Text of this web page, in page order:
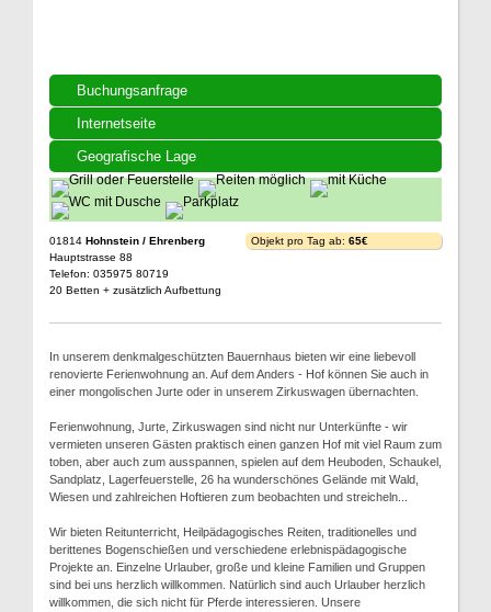
Buchungsanfrage
Internetseite
Geografische Lage
01814 Hohnstein / Ehrenberg
Hauptstrasse 88
Telefon: 035975 80719
20 Betten + zusätzlich Aufbettung
Objekt pro Tag ab: 65€
In unserem denkmalgeschützten Bauernhaus bieten wir eine liebevoll
renovierte Ferienwohnung an. Auf dem Anders - Hof können Sie auch in
einer mongolischen Jurte oder in unserem Zirkuswagen übernachten.
Ferienwohnung, Jurte, Zirkuswagen sind nicht nur Unterkünfte - wir
vermieten unseren Gästen praktisch einen ganzen Hof mit viel Raum zum
toben, aber auch zum ausspannen, spielen auf dem Heuboden, Schaukel,
Sandplatz, Lagerfeuerstelle, 26 ha wunderschönes Gelände mit Wald,
Wiesen und zahlreichen Hoftieren zum beobachten und streicheln...
Wir bieten Reitunterricht, Heilpädagogisches Reiten, traditionelles und
berittenes Bogenschießen und verschiedene erlebnispädagogische
Projekte an. Einzelne Urlauber, große und kleine Familien und Gruppen
sind bei uns herzlich willkommen. Natürlich sind auch Urlauber herzlich
willkommen, die sich nicht für Pferde interessieren. Unsere